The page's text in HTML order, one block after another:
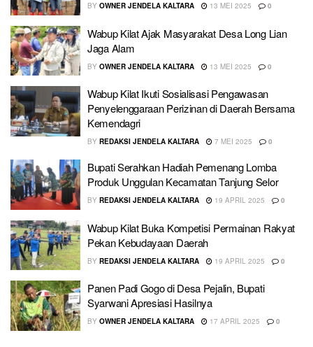
BY OWNER JENDELA KALTARA 13 MEI 2025 0
Wabup Kilat Ajak Masyarakat Desa Long Lian
Jaga Alam
BY OWNER JENDELA KALTARA 13 MEI 2025 0
Wabup Kilat Ikuti Sosialisasi Pengawasan
Penyelenggaraan Perizinan di Daerah Bersama
Kemendagri
BY REDAKSI JENDELA KALTARA 7 MEI 2025 0
Bupati Serahkan Hadiah Pemenang Lomba
Produk Unggulan Kecamatan Tanjung Selor
BY REDAKSI JENDELA KALTARA 19 APRIL 2025 0
Wabup Kilat Buka Kompetisi Permainan Rakyat
Pekan Kebudayaan Daerah
BY REDAKSI JENDELA KALTARA 19 APRIL 2025 0
Panen Padi Gogo di Desa Pejalin, Bupati
Syarwani Apresiasi Hasilnya
BY OWNER JENDELA KALTARA 17 APRIL 2025 0